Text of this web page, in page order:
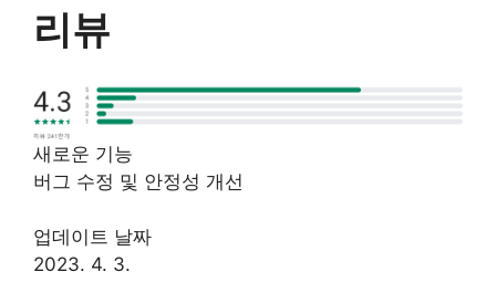
리뷰
새로운 기능
버그 수정 및 안정성 개선
업데이트 날짜
2023. 4. 3.